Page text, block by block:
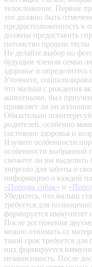
телосложение. Первые
это должно быть
предрасположенность к
должны предоставить
потомство прошли
Не делайте выбор по
будущим членом семьи
здоровье и определитесь
Уточните,
что малыш с рождения
животными, был приучен
проявляет ли он
Обязательно
родителей, особенно
состояние здоровья и
Изучите особенности
особенности выбранной
сможете ли вы выделить
энергию для заботы о
информацию о каждой
«Породы собак» и
Убедитесь, что малыш
требуется для
формируется иммунитет
После достижения
можно отнимать от
такой срок требуется
них формируется
независимость. После